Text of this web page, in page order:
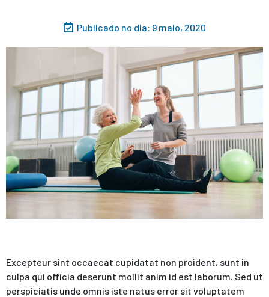
Publicado no dia: 9 maio, 2020
Excepteur sint occaecat cupidatat non proident, sunt in
culpa qui officia deserunt mollit anim id est laborum. Sed ut
perspiciatis unde omnis iste natus error sit voluptatem